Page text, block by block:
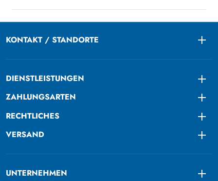
KONTAKT / STANDORTE
DIENSTLEISTUNGEN
ZAHLUNGSARTEN
RECHTLICHES
VERSAND
UNTERNEHMEN